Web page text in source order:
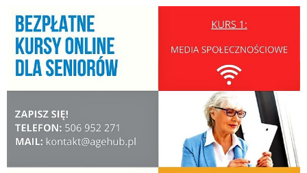
Szczególnie polecamy
Użyteczne porady
Szlachetne zdrowie
Warto wiedzieć!
Podróże i wypoczynek
Taniej, okazyjnie, specjalnie dla 60plus
DLA BLISKICH
ZGŁOŚ OFERTĘ
O NAS